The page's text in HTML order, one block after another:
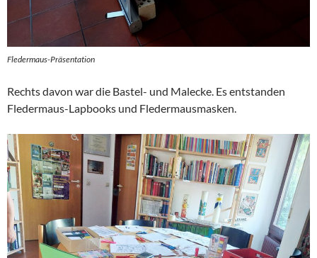
Fledermaus-Präsentation
Rechts davon war die Bastel- und Malecke. Es entstanden
Fledermaus-Lapbooks und Fledermausmasken.